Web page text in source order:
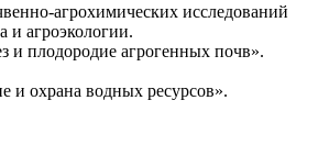
агрохимических исследований
и агроэкологии.
и плодородие агрогенных почв».
и охрана водных ресурсов».